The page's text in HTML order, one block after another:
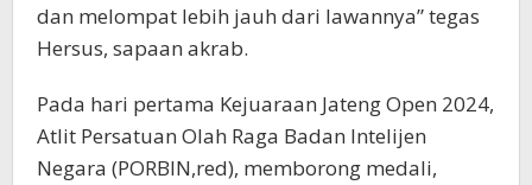
dan melompat lebih jauh dari lawannya” tegas
Hersus, sapaan akrab.
Pada hari pertama Kejuaraan Jateng Open 2024,
Atlit Persatuan Olah Raga Badan Intelijen
Negara (PORBIN,red), memborong medali,